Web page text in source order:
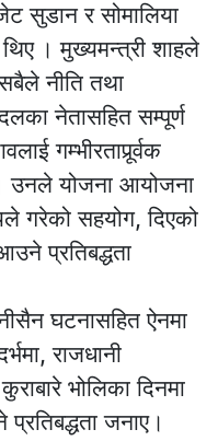
सुडान र सोमालिया
। मुख्यमन्त्री शाहले
नीति तथा
नेतासहित सम्पूर्ण
गम्भीरतापूर्र्वक
उनले योजना आयोजना
गरेको सहयोग, दिएको
प्रतिबद्धता
घटनासहित ऐनमा
राजधानी
भोलिका दिनमा
जनाए।